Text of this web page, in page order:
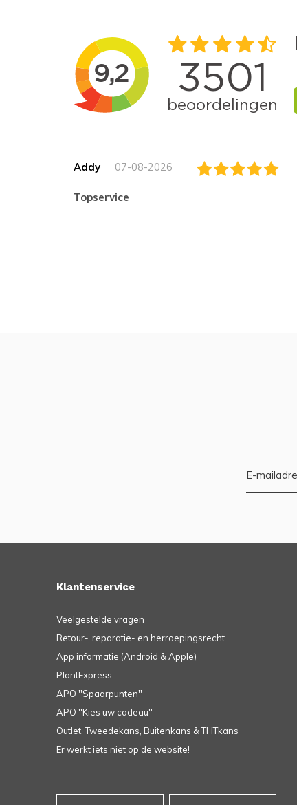
Addy 07-08-2026
topservice
Klantenservice
Veelgestelde vragen
Retour-, reparatie- en herroepingsrecht
App informatie (Android & Apple)
PlantExpress
APO ''Spaarpunten''
APO ''Kies uw cadeau''
Outlet, Tweedekans, Buitenkans & THTkans
Er werkt iets niet op de website!